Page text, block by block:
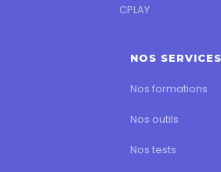
CPLAY
NOS SERVICES
Nos formations
Nos outils
Nos tests